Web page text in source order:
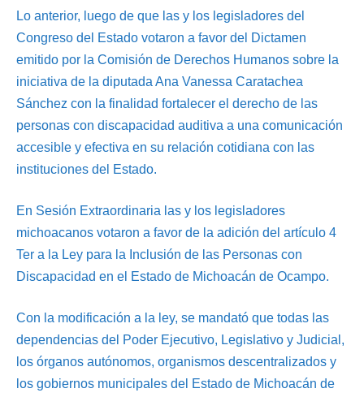
Lo anterior, luego de que las y los legisladores del
Congreso del Estado votaron a favor del Dictamen
emitido por la Comisión de Derechos Humanos sobre la
iniciativa de la diputada Ana Vanessa Caratachea
Sánchez con la finalidad fortalecer el derecho de las
personas con discapacidad auditiva a una comunicación
accesible y efectiva en su relación cotidiana con las
instituciones del Estado.
En Sesión Extraordinaria las y los legisladores
michoacanos votaron a favor de la adición del artículo 4
Ter a la Ley para la Inclusión de las Personas con
Discapacidad en el Estado de Michoacán de Ocampo.
Con la modificación a la ley, se mandató que todas las
dependencias del Poder Ejecutivo, Legislativo y Judicial,
los órganos autónomos, organismos descentralizados y
los gobiernos municipales del Estado de Michoacán de